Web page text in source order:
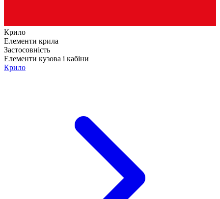
Крило
Елементи крила
Застосовність
Елементи кузова і кабіни
Крило